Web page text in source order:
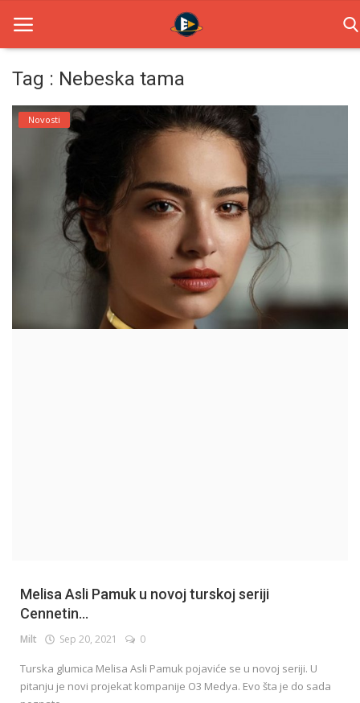
Home
Tag : Nebeska tama
Novosti
Melisa Asli Pamuk u novoj turskoj seriji
Cennetin...
Milt Sep 20, 2021 0
Turska glumica Melisa Asli Pamuk pojaviće se u novoj seriji. U
pitanju je novi projekat kompanije O3 Medya. Evo šta je do sada